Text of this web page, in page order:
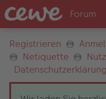
Registrieren
Netiquette
Datenschutzerklärung